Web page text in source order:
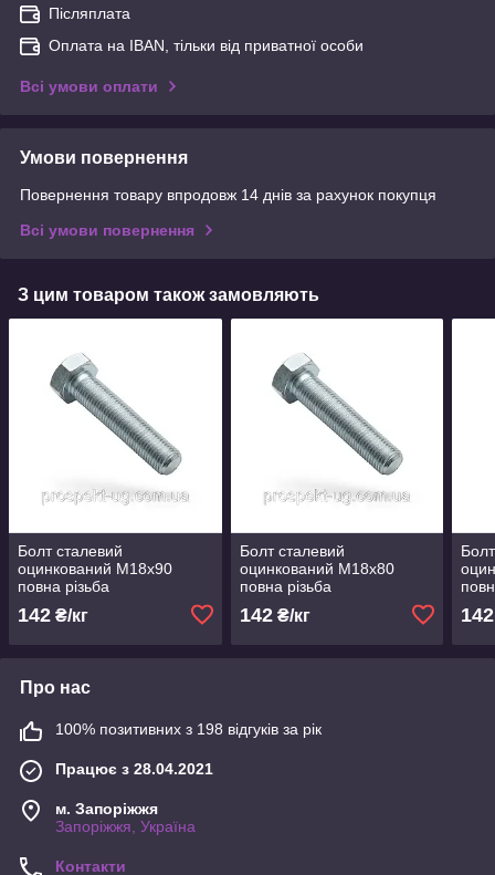
Післяплата
Оплата на IBAN, тільки від приватної особи
Всі умови оплати
Умови повернення
Повернення товару впродовж 14 днів за рахунок покупця
Всі умови повернення
З цим товаром також замовляють
Болт сталевий
оцинкований М18х90
повна різьба
142 ₴/кг
Болт сталевий
оцинкований М18х80
повна різьба
142₴/кг 142
Про нас
100% позитивних з 198 відгуків за рік
Працює з 28.04.2021
м. Запоріжжя
Запоріжжя, Україна
Контакти